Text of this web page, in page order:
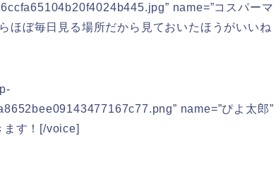
name=”コスパーマ
ほぼ毎日見る場所だから見ておいたほうがいいね
name=”ぴよ太郎”
ます！[/voice]